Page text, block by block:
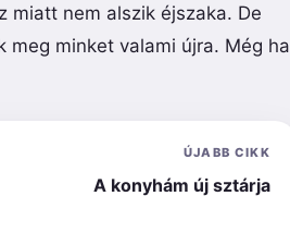
miatt nem alszik éjszaka. De
minket valami újra. Még ha
ÚJABB CIKK
A konyhám új sztárja